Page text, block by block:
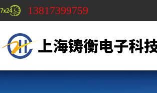
13817399759